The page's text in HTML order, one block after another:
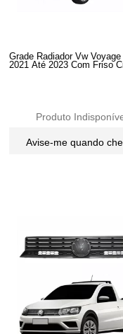
Grade Radiador Vw Voyage
2021 Até 2023 Com Friso
Produto
Avise-me quando